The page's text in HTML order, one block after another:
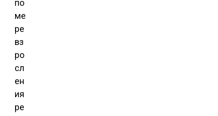
по
ме
ре
вз
ро
сл
ен
ия
ре